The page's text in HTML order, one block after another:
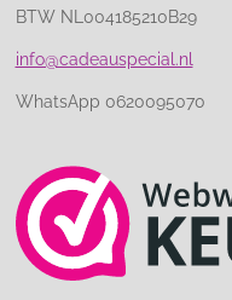
BTW NL004185210B29
info@cadeauspecial.nl
WhatsApp 0620095070